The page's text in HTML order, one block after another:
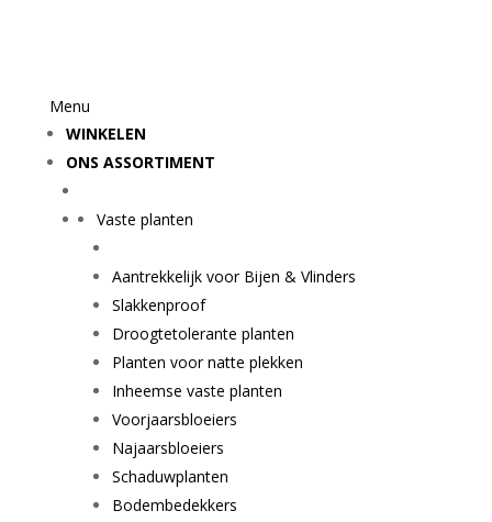
Menu
WINKELEN
ONS ASSORTIMENT
Vaste planten
Aantrekkelijk voor Bijen & Vlinders
Slakkenproof
Droogtetolerante planten
Planten voor natte plekken
Inheemse vaste planten
Voorjaarsbloeiers
Najaarsbloeiers
Schaduwplanten
Bodembedekkers